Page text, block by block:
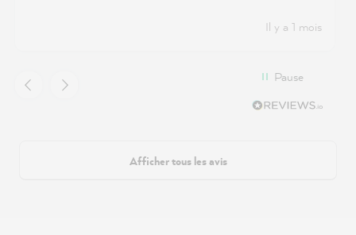
Il y a 1 mois
Pause
Afficher tous les avis